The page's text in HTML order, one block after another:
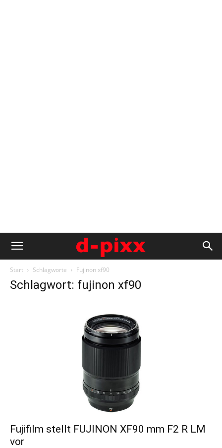
Start Schlagworte Fujinon xf90
Schlagwort: fujinon xf90
Fujifilm stellt FUJINON XF90 mm F2 R LM
vor